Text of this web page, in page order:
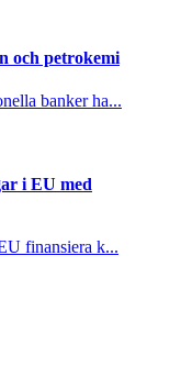
och petrokemi
banker ha...
i EU med
finansiera k...